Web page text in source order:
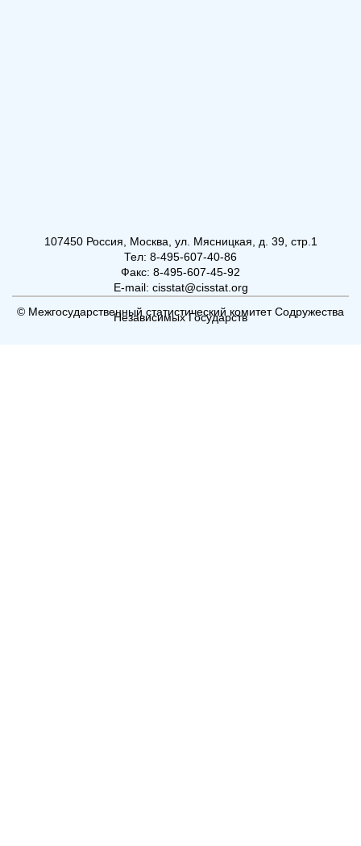
107450 Россия, Москва, ул. Мясницкая, д. 39, стр.1
Тел: 8-495-607-40-86
Факс: 8-495-607-45-92
E-mail: cisstat@cisstat.org
© Межгосударственный статистический комитет Содружества
Независимых Государств